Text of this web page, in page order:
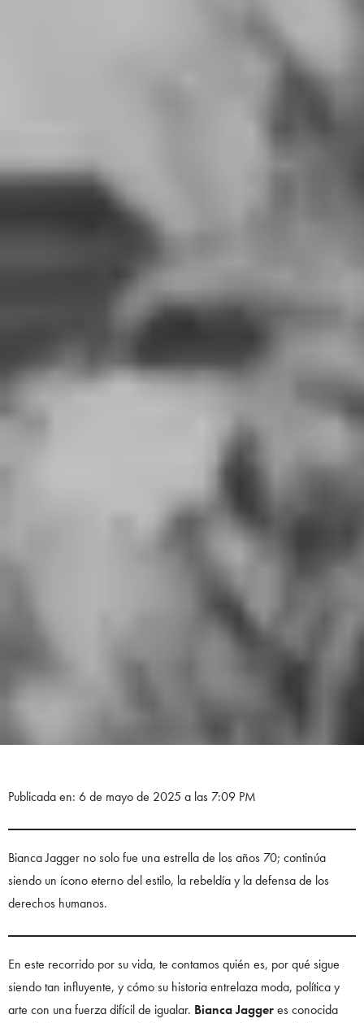
Publicada en: 6 de mayo de 2025 a las 7:09 PM
Bianca Jagger no solo fue una estrella de los años 70; continúa
siendo un ícono eterno del estilo, la rebeldía y la defensa de los
derechos humanos.
En este recorrido por su vida, te contamos quién es, por qué sigue
siendo tan influyente, y cómo su historia entrelaza moda, política y
arte con una fuerza difícil de igualar. Bianca Jaggeres conocida